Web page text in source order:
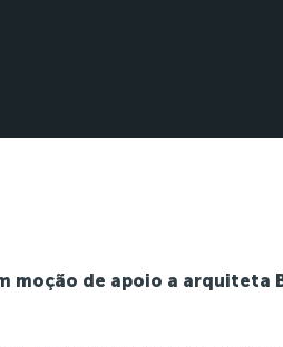
moção de apoio a arquiteta